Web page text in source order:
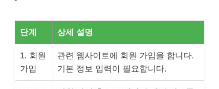
단계 상세 설명
1. 회원
가입
관련 웹사이트에 회원 가입을 합니다.
기본 정보 입력이 필요합니다.